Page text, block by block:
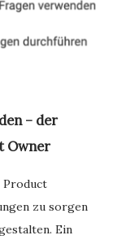
– der
Owner
Product
zu sorgen
Ein